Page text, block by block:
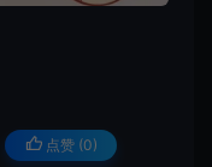
点赞 (0)